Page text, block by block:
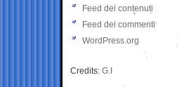
Feed dei contenuti
Feed dei commenti
WordPress.org
Credits: G.I